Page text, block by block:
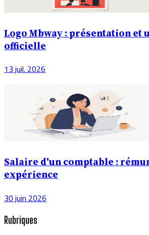
Logo Mbway : présentation
officielle
13 juil. 2026
Salaire d'un comptable :
expérience
30 juin 2026
Rubriques